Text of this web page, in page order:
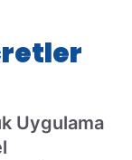
Uygulama